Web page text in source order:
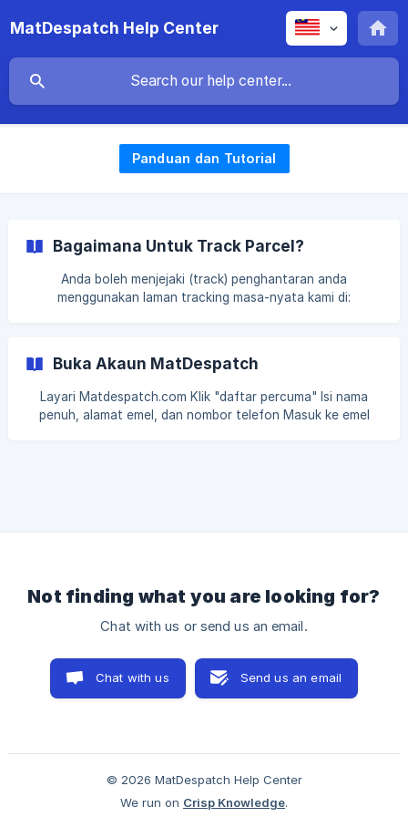
MatDespatch Help Center
Panduan dan Tutorial
Bagaimana Untuk Track Parcel?
Anda boleh menjejaki (track) penghantaran anda
menggunakan laman tracking masa-nyata kami di:
di contact@matdespatch.com Tambahan: Live Chat dan
perkhidmatan pelanggan Facebook kami boleh dihubungi
Isnin-Jumaat, daripada jam 9AM ke 5PM [Fahami men
Buka Akaun MatDespatch
Layari Matdespatch.com Klik "daftar percuma" Isi nama
penuh, alamat emel, dan nombor telefon Masuk ke emel
Not finding what you are looking for?
Chat with us or send us an email.
Chat with us Send us an email
© 2026 MatDespatch Help Center
We run on Crisp Knowledge.